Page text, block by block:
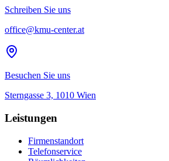
Schreiben Sie uns
office@kmu-center.at
Besuchen Sie uns
Sterngasse 3, 1010 Wien
Leistungen
Firmenstandort
Telefonservice